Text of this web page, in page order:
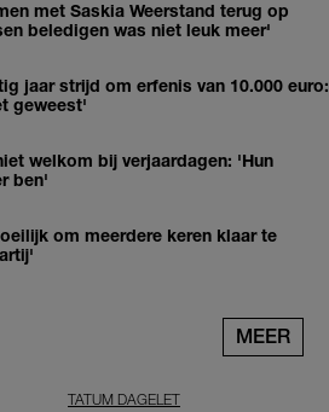
met Saskia Weerstand terug op
beledigen was niet leuk meer'
jaar strijd om erfenis van 10.000 euro:
geweest'
welkom bij verjaardagen: 'Hun
ben'
om meerdere keren klaar te
MEER
TATUM DAGELET